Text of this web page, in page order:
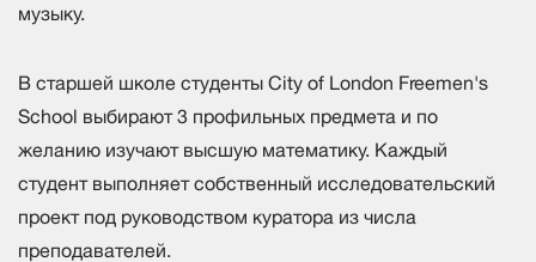
музыку.
В старшей школе студенты City of London Freemen's
School выбирают 3 профильных предмета и по
желанию изучают высшую математику. Каждый
студент выполняет собственный исследовательский
проект под руководством куратора из числа
преподавателей.